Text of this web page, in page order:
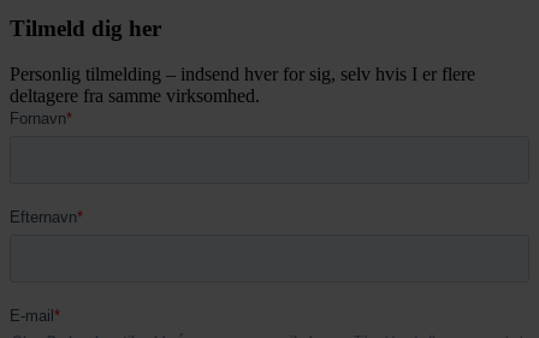
Tilmeld dig her
Personlig tilmelding – indsend hver for sig, selv hvis I er flere
deltagere fra samme virksomhed.